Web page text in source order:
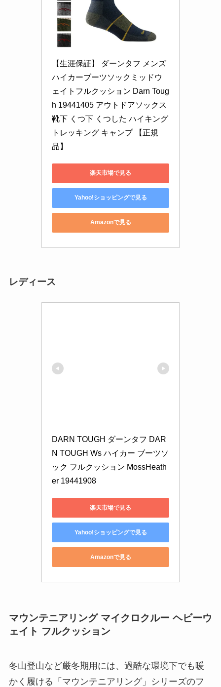
【生涯保証】 ダーンタフ メンズ
ハイカーブーツソックミッドウ
ェイトフルクッション Darn Toug
h 19441405 アウトドアソックス
靴下 くつ下 くつした ハイキング
トレッキング キャンプ 【正規
品】
楽天市場で見る
Yahoo!ショッピングで見る
Amazonで見る
レディース
DARN TOUGH ダーンタフ DAR
N TOUGH Ws ハイカー ブーツソ
ック フルクッション MossHeath
er 19441908
楽天市場で見る
Yahoo!ショッピングで見る
Amazonで見る
マウンテニアリング マイクロクルー ヘビーウ
ェイト フルクッション
冬山登山など厳冬期用には、過酷な環境下でも暖
かく履ける「マウンテニアリング」シリーズのフ